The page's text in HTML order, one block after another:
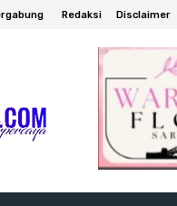
Redaksi Disclaimer